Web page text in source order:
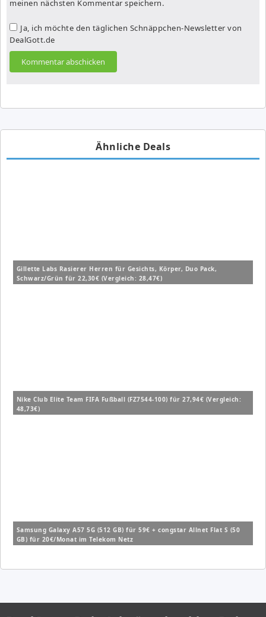
meinen nächsten Kommentar speichern.
Ja, ich möchte den täglichen Schnäppchen-Newsletter von
DealGott.de
Ähnliche Deals
Gillette Labs Rasierer Herren für Gesichts, Körper, Duo Pack,
Schwarz/Grün für 22,30€ (Vergleich: 28,47€)
Nike Club Elite Team FIFA Fußball (FZ7544-100) für 27,94€ (Vergleich:
48,73€)
Samsung Galaxy A57 5G (512 GB) für 59€ + congstar Allnet Flat S (50
GB) für 20€/Monat im Telekom Netz